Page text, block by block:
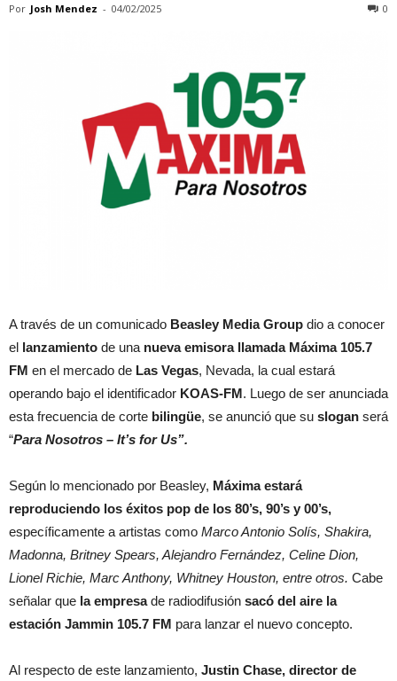
Por Josh Mendez - 04/02/2025 0
A través de un comunicado Beasley Media Group dio a conocer
el lanzamiento de una nueva emisora llamada Máxima 105.7
FM en el mercado de Las Vegas, Nevada, la cual estará
operando bajo el identificador KOAS-FM. Luego de ser anunciada
esta frecuencia de corte bilingüe, se anunció que su slogan será
“Para Nosotros – It’s for Us”.
Según lo mencionado por Beasley, Máxima estará
reproduciendo los éxitos pop de los 80’s, 90’s y 00’s,
específicamente a artistas como Marco Antonio Solís, Shakira,
Madonna, Britney Spears, Alejandro Fernández, Celine Dion,
Lionel Richie, Marc Anthony, Whitney Houston, entre otros. Cabe
señalar que la empresade radiodifusión sacó del aire la
estación Jammin 105.7 FM para lanzar el nuevo concepto.
Al respecto de este lanzamiento, Justin Chase, director de